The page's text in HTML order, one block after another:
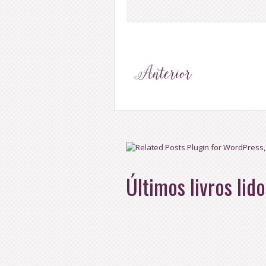
Últimos livros